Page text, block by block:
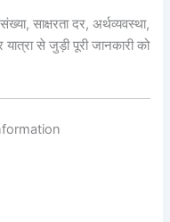
साक्षरता दर, अर्थव्यवस्था,
से जुड़ी पूरी जानकारी को